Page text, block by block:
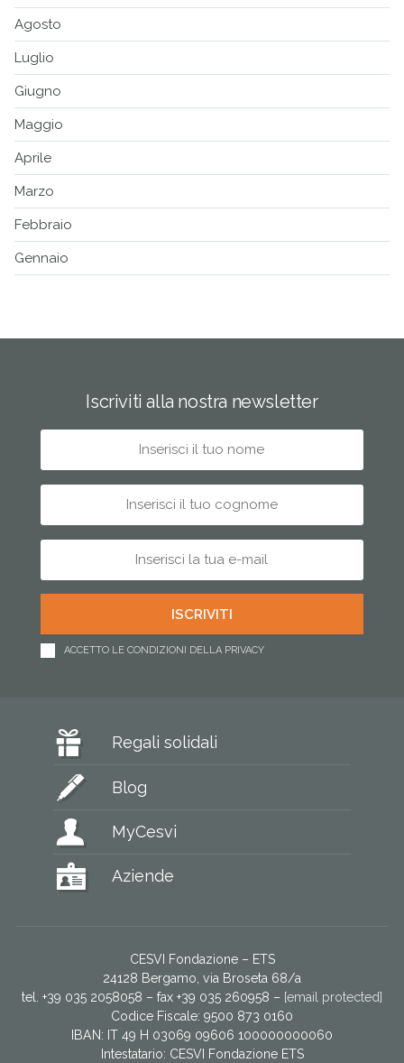
Agosto
Luglio
Giugno
Maggio
Aprile
Marzo
Febbraio
Gennaio
Iscriviti alla nostra newsletter
ACCETTO LE CONDIZIONI DELLA PRIVACY
Regali solidali
Blog
MyCesvi
Aziende
CESVI Fondazione – ETS
24128 Bergamo, via Broseta 68/a
tel. +39 035 2058058 – fax +39 035 260958 – [email protected]
Codice Fiscale: 9500 873 0160
IBAN: IT 49 H 03069 09606 100000000060
Intestatario: CESVI Fondazione ETS